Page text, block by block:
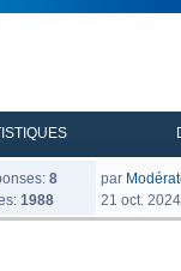
8
1988
par
21 oct.